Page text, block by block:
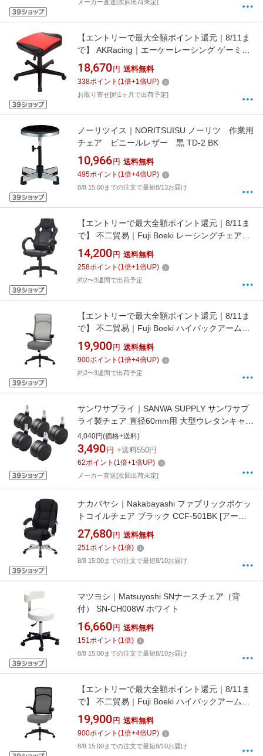
メーカー直送[次回出荷未定]
【エントリーで最大全額ポイント還元｜8/11ま
で】 AKRacing｜エーケーレーシング ゲーミン
グチェアオプション オットマン レッド
FOOTREST-RED[AKRFOOTRESTRED]
18,670 円 送料無料
338ポイント (1倍+1倍UP)
お取り寄せ[約1ヶ月で出荷予定]
ノーリツイス｜NORITSUISU ノーリツ 作業用
チェア ビニールレザー 黒 TD-2 BK
10,966 円 送料無料
495ポイント (1倍+4倍UP)
8/8 15:00までの注文で最短8/13お届け
【エントリーで最大全額ポイント還元｜8/11ま
で】 不二貿易｜Fuji Boeki レーシングチェアー
サーキット 25838
14,200 円 送料無料
258ポイント (1倍+1倍UP)
約2〜3週間で出荷予定
【エントリーで最大全額ポイント還元｜8/11ま
で】 不二貿易｜Fuji Boeki ハイバックアームア
ップチェア [W675xD685xH1070〜1145mm] ブ
レンダ グレー 37906 [オットマンあり /アーム
レストあり /ヘッドレストあり /ロッキングあり
/リクライニングあり]
19,900 円 送料無料
900ポイント (1倍+4倍UP)
約2〜3週間で出荷予定
サンワサプライ｜SANWA SUPPLY サンワサプ
ライ製チェア 直径60mm用 大型ウレタンキャス
ター [5個入] ブラック SNC-
CAST3[SNCCAST3] 【メーカー直送・時間指
定・返品不可】
4,040円(価格+送料)
3,490 円 +送料550円
62ポイント (1倍+1倍UP)
メーカー直送[次回出荷未定]
ナカバヤシ｜Nakabayashi ファブリックポケッ
トコイルチェア ブラック CCF-501BK [アーム
レストあり /ロッキングあり]
27,680 円 送料無料
251ポイント (1倍)
8/8 15:00までの注文で最短8/10お届け
マツヨシ｜Matsuyoshi SNナースチェア（背
付） SN-CH008W ホワイト
16,660 円 送料無料
151ポイント (1倍)
8/8 15:00までの注文で最短8/10お届け
【エントリーで最大全額ポイント還元｜8/11ま
で】 不二貿易｜Fuji Boeki ハイバックアームア
ップチェア [W675xD685xH1070〜1145mm] ブ
レンダ ブラック 37905 [アームレストあり /ヘ
ッドレストあり /ロッキングあり /リクライニン
グあり]
19,900 円 送料無料
900ポイント (1倍+4倍UP)
8/8 15:00までの注文で最短8/10お届け